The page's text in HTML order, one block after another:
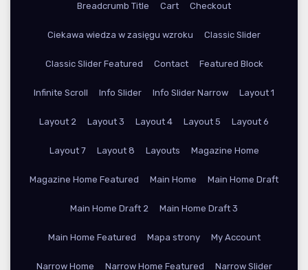
Breadcrumb Title Cart Checkout
Ciekawa wiedza w zasięgu wzroku Classic Slider
Classic Slider Featured Contact Featured Block
Infinite Scroll Info Slider Info Slider Narrow Layout 1
Layout 2 Layout 3 Layout 4 Layout 5 Layout 6
Layout 7 Layout 8 Layouts Magazine Home
Magazine Home Featured Main Home Main Home Draft
Main Home Draft 2 Main Home Draft 3
Main Home Featured Mapa strony My Account
Narrow Home Narrow Home Featured Narrow Slider